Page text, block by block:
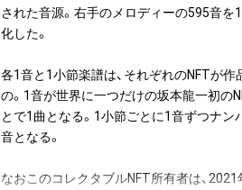
された音源。右手のメロディーの595音を
化した。
各1音と1小節楽譜は、それぞれのNFTが
の。1音が世界に一つだけの坂本龍一初の
とで1曲となる。1小節ごとに1音ずつナン
音となる。
なおこのコレクタブルNFT所有者は、